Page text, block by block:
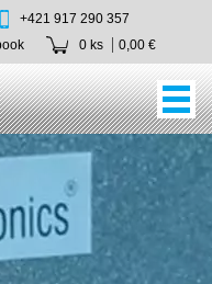
+421 917 290 357
0 ks 0,00 €